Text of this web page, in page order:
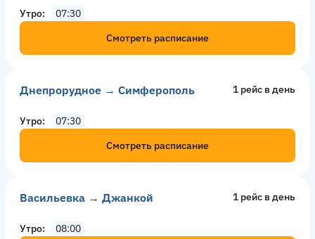
Утро
07:30
Смотреть расписание
Днепрорудное → Симферополь 1 рейс в день
Утро
07:30
Смотреть расписание
Васильевка → Джанкой 1 рейс в день
Утро
08:00